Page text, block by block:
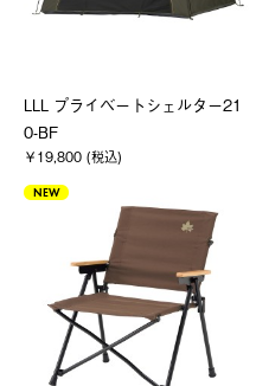
LLL プライベートシェルター21
0-BF
￥19,800 (税込)
NEW